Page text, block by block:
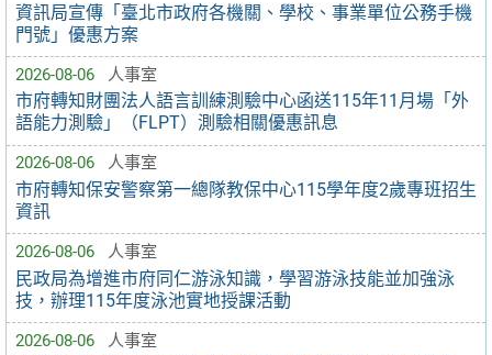
資訊局宣傳「臺北市政府各機關、學校、事業單位公務手機
門號」優惠方案
2026-08-06 人事室
市府轉知財團法人語言訓練測驗中心函送115年11月場「外
語能力測驗」（FLPT）測驗相關優惠訊息
2026-08-06 人事室
市府轉知保安警察第一總隊教保中心115學年度2歲專班招生
資訊
2026-08-06 人事室
民政局為增進市府同仁游泳知識，學習游泳技能並加強泳
技，辦理115年度泳池實地授課活動
2026-08-06 人事室